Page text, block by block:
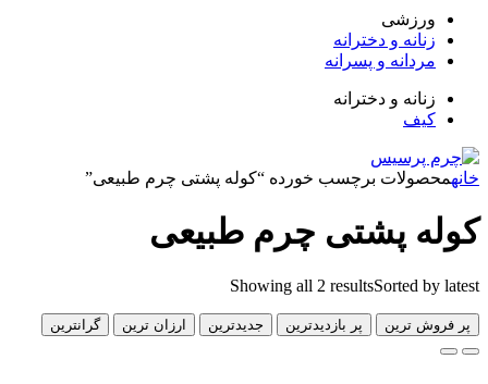
و دخترانه
و پسرانه
و دخترانه
برچسب خورده “کوله پشتی چرم طبیعی”
پشتی چرم طبیعی
Showing all 2 resultsSorted
ترین پر بازدیدترین جدیدترین ارزان ترین گرانترین